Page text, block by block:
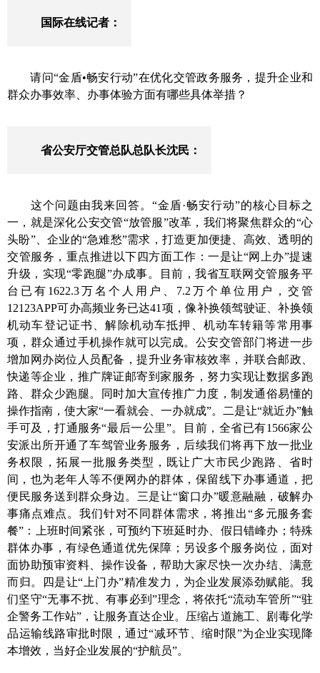
国际在线记者：
请问“金盾•畅安行动”在优化交管政务服务，提升企业和
群众办事效率、办事体验方面有哪些具体举措？
省公安厅交管总队总队长沈民 ：
这个问题由我来回答。“金盾·畅安行动”的核心目标之
一，就是深化公安交管“放管服”改革，我们将聚焦群众的“心
头盼”、企业的“急难愁”需求，打造更加便捷、高效、透明的
交管服务，重点推进以下四方面工作：一是让“网上办”提速
升级，实现“零跑腿”办成事。
目前，我省互联网交管服务平
台已有1622.3万名个人用户、7.2万个单位用户，交管
12123APP可办高频业务已达41项，像补换领驾驶证、补换领
机动车登记证书、解除机动车抵押、机动车转籍等常用事
项， 群众通过手机操作就可以完成。公安交管部门将进一步
增加网办岗位人员配备 ，提升业务审核效率，并联合邮政、
快递等企业，推广牌证邮寄到家 服务 ，努力实现让数据多跑
路、群众少跑腿。同时加大宣传推广力度，制发通俗易懂的
操作指南， 使大家“一看就会、一办就成”。
二是让“就近办”触
手可及，打通服务“最后一公里”。
目前，全省已有1566家公
安派出所开通了车驾管业务服务，后续我们将再下放一批业
务权限，拓展一批服务类型，既让广大市民少跑路、省时
间，也为老年人等不便网办的群体，保留线下办事通道， 把
便民服务送到群众身边。 三是让“窗口办”暖意融融，破解办
事痛点难点。我们针对不同群体需求，将推出“多元服务套
餐”：上班时间紧张，可预约下班延时办、假日错峰办；特殊
群体办事，有绿色通道优先保障；另设多个服务岗位， 面对
面协助预审资料、操作设备，帮助大家尽快一次办结、满意
而归。
四是让“上门办”精准发力，为企业发展添劲赋能。我
们坚守“无事不扰、有事必到”理念， 将依托“流动车管所”“驻
企警务工作站”， 让服务直达企业。压缩占道施工、剧毒化学
品运输线路审批时限，通过“减环节、缩时限”为企业实现降
本增效，当好企业发展的“护航员”。